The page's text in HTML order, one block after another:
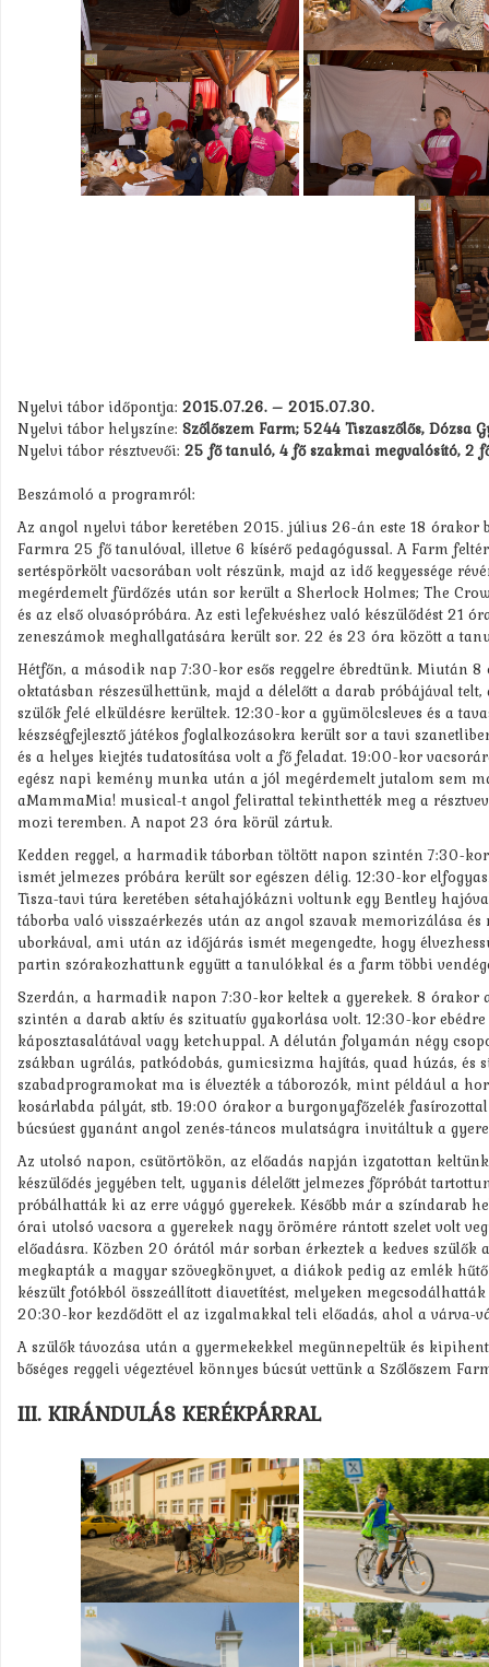
Nyelvi tábor időpontja: 2015.07.26. – 2015.07.30.
Nyelvi tábor helyszíne: Szőlőszem Farm; 5244 Tiszaszőlős, Dózsa
Nyelvi tábor résztvevői: 25 fő tanuló, 4 fő szakmai megvalósító, 2
Beszámoló a programról:
Az angol nyelvi tábor keretében 2015. július 26-án este 18 órakor
Farmra 25 fő tanulóval, illetve 6 kísérő pedagógussal. A Farm
sertéspörkölt vacsorában volt részünk, majd az idő kegyessége
megérdemelt fürdőzés után sor került a Sherlock Holmes; The
és az első olvasópróbára. Az esti lefekvéshez való készülődést 21
zeneszámok meghallgatására került sor. 22 és 23 óra között a
Hétfőn, a második nap 7:30-kor esős reggelre ébredtünk. Miután
oktatásban részesülhettünk, majd a délelőtt a darab próbájával
szülők felé elküldésre kerültek. 12:30-kor a gyümölcsleves és a
készségfejlesztő játékos foglalkozásokra került sor a tavi
és a helyes kiejtés tudatosítása volt a fő feladat. 19:00-kor
egész napi kemény munka után a jól megérdemelt jutalom sem
aMammaMia! musical-t angol felirattal tekinthették meg a
mozi teremben. A napot 23 óra körül zártuk.
Kedden reggel, a harmadik táborban töltött napon szintén 7:30-
ismét jelmezes próbára került sor egészen délig. 12:30-kor
Tisza-tavi túra keretében sétahajókázni voltunk egy Bentley
táborba való visszaérkezés után az angol szavak memorizálása
uborkával, ami után az időjárás ismét megengedte, hogy
partin szórakozhattunk együtt a tanulókkal és a farm többi
Szerdán, a harmadik napon 7:30-kor keltek a gyerekek. 8 órakor
szintén a darab aktív és szituatív gyakorlása volt. 12:30-kor
káposztasalátával vagy ketchuppal. A délután folyamán négy
zsákban ugrálás, patkódobás, gumicsizma hajítás, quad húzás,
szabadprogramokat ma is élvezték a táborozók, mint például a
kosárlabda pályát, stb. 19:00 órakor a burgonyafőzelék
búcsúest gyanánt angol zenés-táncos mulatságra invitáltuk a
Az utolsó napon, csütörtökön, az előadás napján izgatottan
készülődés jegyében telt, ugyanis délelőtt jelmezes főpróbát
próbálhatták ki az erre vágyó gyerekek. Később már a színdarab
órai utolsó vacsora a gyerekek nagy örömére rántott szelet volt
előadásra. Közben 20 órától már sorban érkeztek a kedves
megkapták a magyar szövegkönyvet, a diákok pedig az emlék
készült fotókból összeállított diavetítést, melyeken
20:30-kor kezdődött el az izgalmakkal teli előadás, ahol a várva-
A szülők távozása után a gyermekekkel megünnepeltük és
bőséges reggeli végeztével könnyes búcsút vettünk a Szőlőszem
III. KIRÁNDULÁS KERÉKPÁRRAL